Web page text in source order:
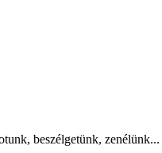
beszélgetünk, zenélünk...